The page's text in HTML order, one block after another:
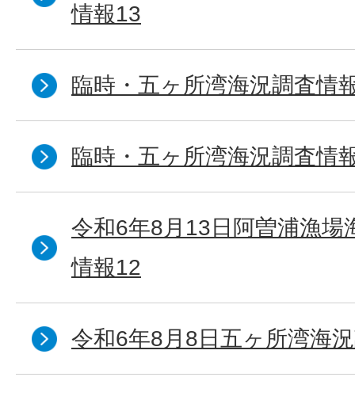
情報13
臨時・五ヶ所湾海況調査情
臨時・五ヶ所湾海況調査情
令和6年8月13日阿曽浦漁場
情報12
令和6年8月8日五ヶ所湾海